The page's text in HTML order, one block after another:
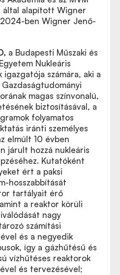
által alapított Wigner
ben Wigner Jenő-
, a Budapesti Műszaki és
Nukleáris
számára, aki a
magas színvonalú,
biztosításával, a
folyamatos
iránti személyes
elmúlt 10 évben
járult hozzá nukleáris
Kutatóként
ért a paksi
hosszabbítását
tartályait érő
a reaktor körüli
nagy
számítási
és a negyedik
így a gázhűtésű és
vízhűtéses reaktorok
és tervezésével;